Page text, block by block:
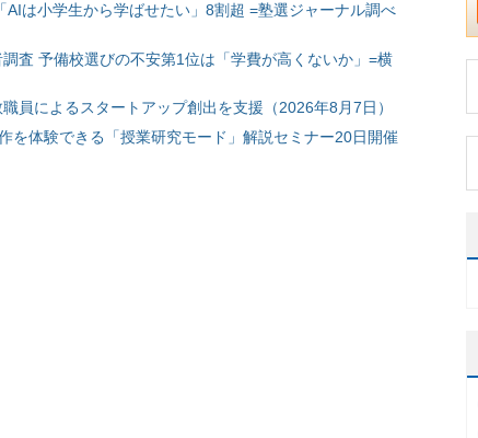
は小学生から学ばせたい」8割超 =塾選ジャーナル調べ
査 予備校選びの不安第1位は「学費が高くないか」=横
員によるスタートアップ創出を支援（2026年8月7日）
を体験できる「授業研究モード」解説セミナー20日開催